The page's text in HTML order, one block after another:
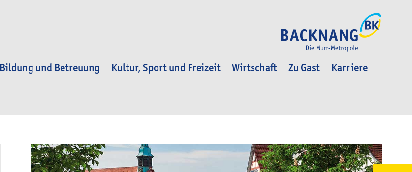
Bildung und Betreuung Kultur, Sport und Freizeit Wirtschaft Zu Gast
Karriere